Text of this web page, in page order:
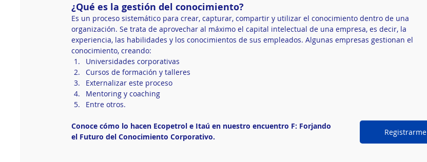
¿Qué es la gestión del conocimiento?
Es un proceso sistemático para crear, capturar, compartir y utilizar el conocimiento dentro de una
organización. Se trata de aprovechar al máximo el capital intelectual de una empresa, es decir, la
experiencia, las habilidades y los conocimientos de sus empleados. Algunas empresas gestionan el
conocimiento, creando:
Universidades corporativas
Cursos de formación y talleres
Externalizar este proceso
Mentoring y coaching
Entre otros.
Registrarme
Conoce cómo lo hacen Ecopetrol e Itaú en nuestro encuentro F: Forjando
el Futuro del Conocimiento Corporativo.